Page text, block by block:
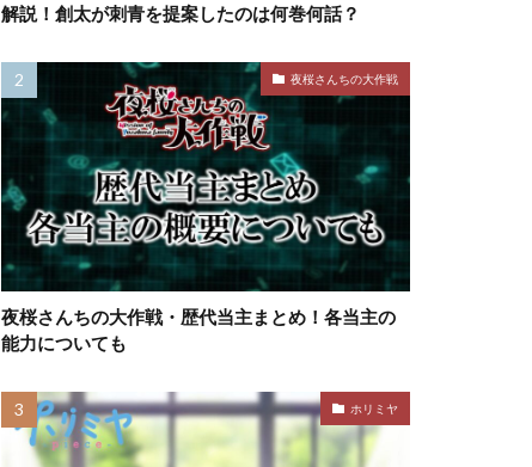
解説！創太が刺青を提案したのは何巻何話？
夜桜さんちの大作戦
夜桜さんちの大作戦・歴代当主まとめ！各当主の
能力についても
ホリミヤ